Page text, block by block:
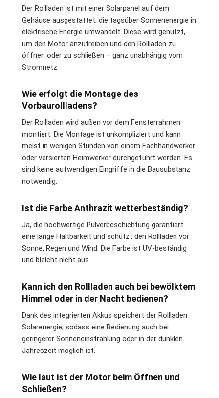
Der Rollladen ist mit einer Solarpanel auf dem
Gehäuse ausgestattet, die tagsüber Sonnenenergie in
elektrische Energie umwandelt. Diese wird genutzt,
um den Motor anzutreiben und den Rollladen zu
öffnen oder zu schließen – ganz unabhängig vom
Stromnetz.
Wie erfolgt die Montage des
Vorbaurollladens?
Der Rollladen wird außen vor dem Fensterrahmen
montiert. Die Montage ist unkompliziert und kann
meist in wenigen Stunden von einem Fachhandwerker
oder versierten Heimwerker durchgeführt werden. Es
sind keine aufwendigen Eingriffe in die Bausubstanz
notwendig.
Ist die Farbe Anthrazit wetterbeständig?
Ja, die hochwertige Pulverbeschichtung garantiert
eine lange Haltbarkeit und schützt den Rollladen vor
Sonne, Regen und Wind. Die Farbe ist UV-beständig
und bleicht nicht aus.
Kann ich den Rollladen auch bei bewölktem
Himmel oder in der Nacht bedienen?
Dank des integrierten Akkus speichert der Rollladen
Solarenergie, sodass eine Bedienung auch bei
geringerer Sonneneinstrahlung oder in der dunklen
Jahreszeit möglich ist.
Wie laut ist der Motor beim Öffnen und
Schließen?